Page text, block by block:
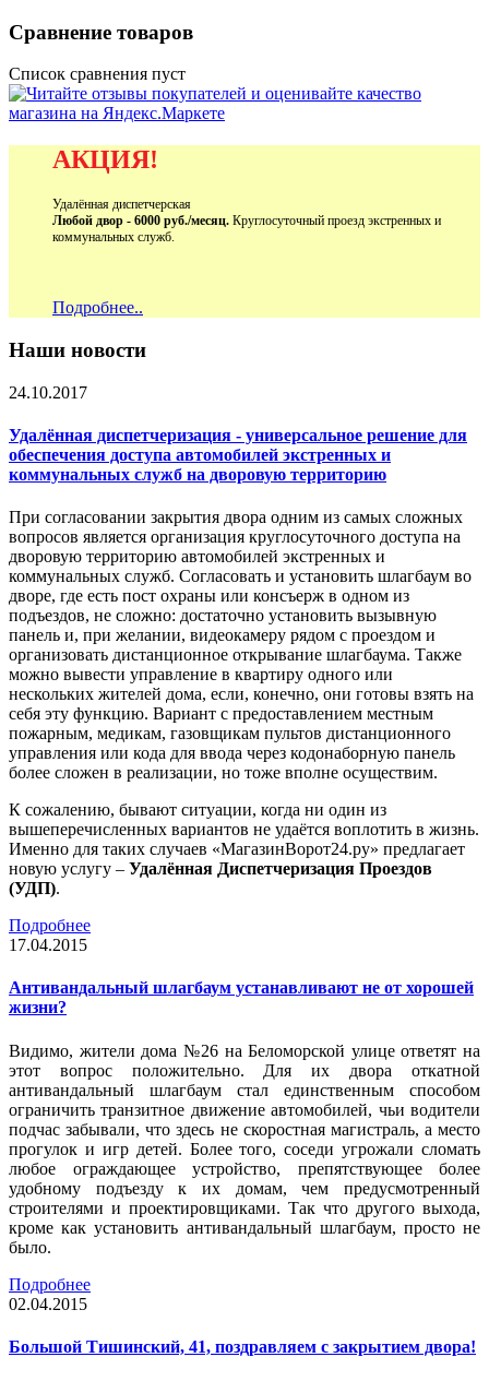
Сравнение товаров
Список сравнения пуст
АКЦИЯ!
Удалённая диспетчерская
Любой двор - 6000 руб./месяц. Круглосуточный проезд экстренных и
коммунальных служб.
Подробнее..
Наши новости
24.10.2017
Удалённая диспетчеризация - универсальное решение для
обеспечения доступа автомобилей экстренных и
коммунальных служб на дворовую территорию
При согласовании закрытия двора одним из самых сложных
вопросов является организация круглосуточного доступа на
дворовую территорию автомобилей экстренных и
коммунальных служб. Согласовать и установить шлагбаум во
дворе, где есть пост охраны или консъерж в одном из
подъездов, не сложно: достаточно установить вызывную
панель и, при желании, видеокамеру рядом с проездом и
организовать дистанционное открывание шлагбаума. Также
можно вывести управление в квартиру одного или
нескольких жителей дома, если, конечно, они готовы взять на
себя эту функцию. Вариант с предоставлением местным
пожарным, медикам, газовщикам пультов дистанционного
управления или кода для ввода через кодонаборную панель
более сложен в реализации, но тоже вполне осуществим.
К сожалению, бывают ситуации, когда ни один из
вышеперечисленных вариантов не удаётся воплотить в жизнь.
Именно для таких случаев «МагазинВорот24.ру» предлагает
новую услугу – Удалённая Диспетчеризация Проездов
(УДП).
Подробнее
17.04.2015
Антивандальный шлагбаум устанавливают не от хорошей
жизни?
Видимо, жители дома №26 на Беломорской улице ответят на
этот вопрос положительно. Для их двора откатной
антивандальный шлагбаум стал единственным способом
ограничить транзитное движение автомобилей, чьи водители
подчас забывали, что здесь не скоростная магистраль, а место
прогулок и игр детей. Более того, соседи угрожали сломать
любое ограждающее устройство, препятствующее более
удобному подъезду к их домам, чем предусмотренный
строителями и проектировщиками. Так что другого выхода,
кроме как установить антивандальный шлагбаум, просто не
было.
Подробнее
02.04.2015
Большой Тишинский, 41, поздравляем с закрытием двора!